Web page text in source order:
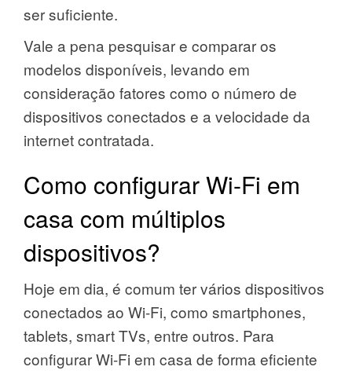
ser suficiente.
Vale a pena pesquisar e comparar os
modelos disponíveis, levando em
consideração fatores como o número de
dispositivos conectados e a velocidade da
internet contratada.
Como configurar Wi-Fi em
casa com múltiplos
dispositivos?
Hoje em dia, é comum ter vários dispositivos
conectados ao Wi-Fi, como smartphones,
tablets, smart TVs, entre outros. Para
configurar Wi-Fi em casa de forma eficiente